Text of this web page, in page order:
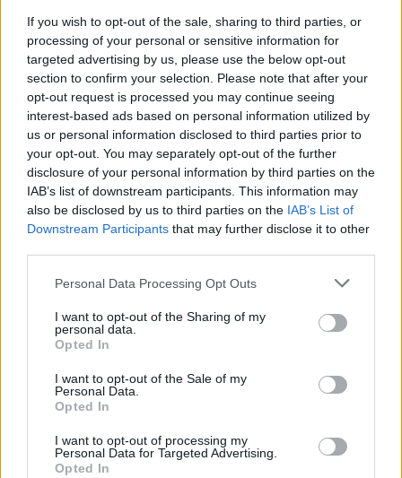
If you wish to opt-out of the sale, sharing to third parties, or
processing of your personal or sensitive information for
targeted advertising by us, please use the below opt-out
section to confirm your selection. Please note that after your
opt-out request is processed you may continue seeing
interest-based ads based on personal information utilized by
us or personal information disclosed to third parties prior to
your opt-out. You may separately opt-out of the further
disclosure of your personal information by third parties on the
IAB’s list of downstream participants. This information may
also be disclosed by us to third parties on the IAB’s List of
Downstream Participants that may further disclose it to other
Personal Data Processing Opt Outs
I want to opt-out of the Sharing of my
personal data.
Opted In
I want to opt-out of the Sale of my
Personal Data.
Opted In
I want to opt-out of processing my
Personal Data for Targeted Advertising.
Opted In
skulle lyckas”